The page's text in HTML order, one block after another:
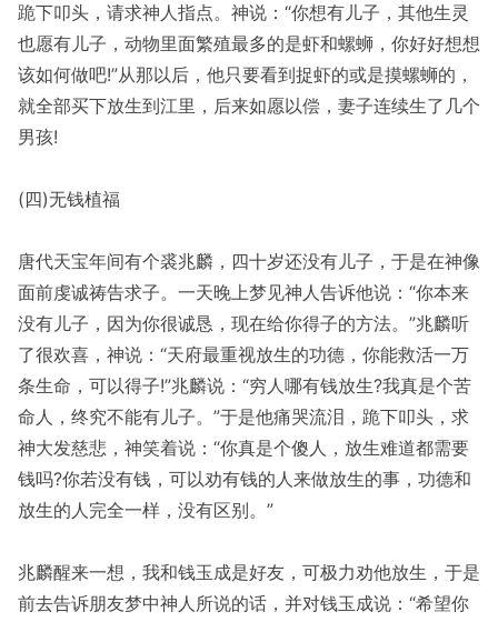
跪下叩头，请求神人指点。神说：“你想有儿子，其他生灵
也愿有儿子，动物里面繁殖最多的是虾和螺蛳，你好好想想
该如何做吧!”从那以后，他只要看到捉虾的或是摸螺蛳的，
就全部买下放生到江里，后来如愿以偿，妻子连续生了几个
男孩!
(四)无钱植福
唐代天宝年间有个裘兆麟，四十岁还没有儿子，于是在神像
面前虔诚祷告求子。一天晚上梦见神人告诉他说：“你本来
没有儿子，因为你很诚恳，现在给你得子的方法。”兆麟听
了很欢喜，神说：“天府最重视放生的功德，你能救活一万
条生命，可以得子!”兆麟说：“穷人哪有钱放生?我真是个苦
命人，终究不能有儿子。”于是他痛哭流泪，跪下叩头，求
神大发慈悲，神笑着说：“你真是个傻人，放生难道都需要
钱吗?你若没有钱，可以劝有钱的人来做放生的事，功德和
放生的人完全一样，没有区别。”
兆麟醒来一想，我和钱玉成是好友，可极力劝他放生，于是
前去告诉朋友梦中神人所说的话，并对钱玉成说：“希望你